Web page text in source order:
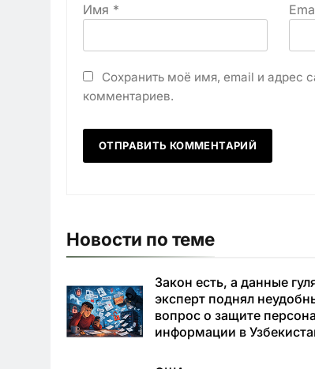
Имя *
Сохранить моё имя, email и адрес
комментариев.
Новости по теме
Закон есть, а данные
эксперт поднял
вопрос о защите
информации в